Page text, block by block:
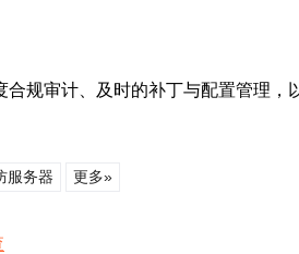
规审计、及时的补丁与配置管理，
服务器 更多»